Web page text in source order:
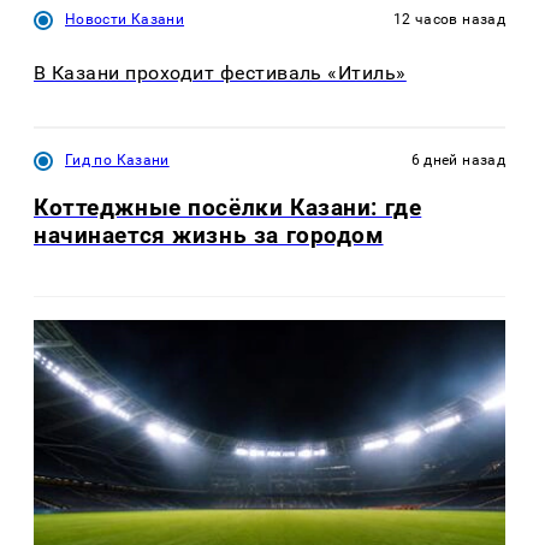
Новости Казани 12 часов назад
В Казани проходит фестиваль «Итиль»
Гид по Казани 6 дней назад
Коттеджные посёлки Казани: где
начинается жизнь за городом